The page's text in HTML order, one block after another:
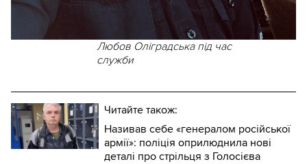
Любов Оліградська під час
служби
Читайте також:
Називав себе «генералом російської
армії»: поліція оприлюднила нові
деталі про стрільця з Голосієва